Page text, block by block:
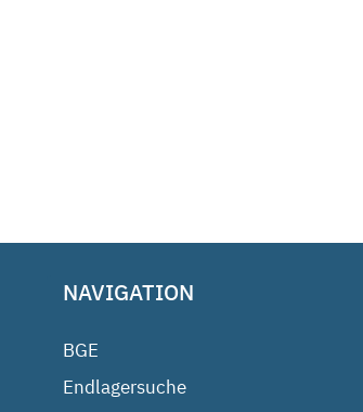
NAVIGATION
BGE
Endlagersuche